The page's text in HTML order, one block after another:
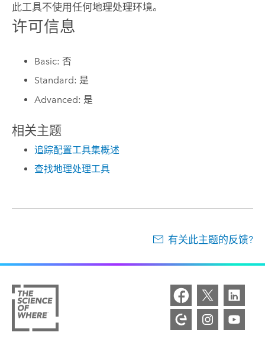
此工具不使用任何地理处理环境。
许可信息
Basic: 否
Standard: 是
Advanced: 是
相关主题
追踪配置工具集概述
查找地理处理工具
有关此主题的反馈?